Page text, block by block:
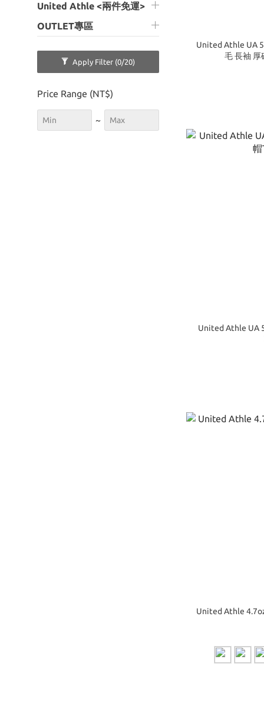
United Athle <兩件免運>
OUTLET專區
Apply Filter (0/20)
Price Range (NT$)
~
United Athle UA
毛 長袖 厚
United Athle UA
United Athle